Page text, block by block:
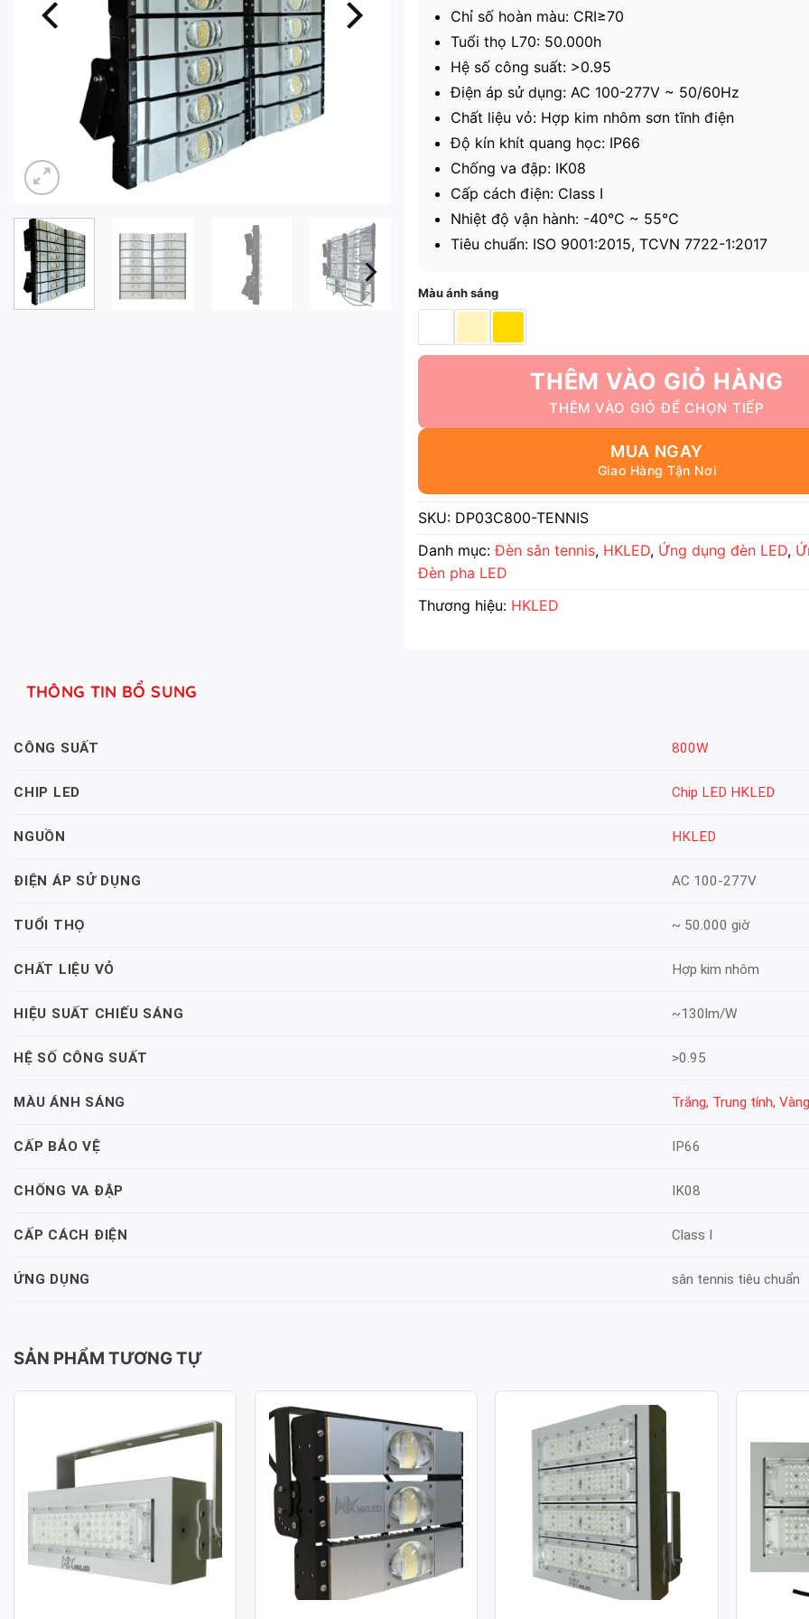
Chỉ số hoàn màu: CRI≥70
Tuổi thọ L70: 50.000h
Hệ số công suất: >0.95
Điện áp sử dụng: AC 100-277V ~ 50/60Hz
Chất liệu vỏ: Hợp kim nhôm sơn tĩnh điện
Độ kín khít quang học: IP66
Chống va đập: IK08
Cấp cách điện: Class I
Nhiệt độ vận hành: -40℃ ~ 55℃
Tiêu chuẩn: ISO 9001:2015, TCVN 7722-1:2017
Màu ánh sáng
THÊM VÀO GIỎ HÀNG
MUA NGAY
SKU: DP03C800-TENNIS
Danh mục:Đèn sân tennis, HKLED, Ứng dụng đèn LED,
Đèn pha LED
Thương hiệu: HKLED
THÔNG TIN BỔ SUNG
CÔNG SUẤT 800W
CHIP LED Chip LED HKLED
NGUỒN HKLED
ĐIỆN ÁP SỬ DỤNG AC 100-277V
TUỔI THỌ ~ 50.000 giờ
CHẤT LIỆU VỎ Hợp kim nhôm
HIỆU SUẤT CHIẾU SÁNG ~130lm/W
HỆ SỐ CÔNG SUẤT >0.95
MÀU ÁNH SÁNG Trắng, Trung tính, Vàng
CẤP BẢO VỆ IP66
CHỐNG VA ĐẬP IK08
CẤP CÁCH ĐIỆN Class I
ỨNG DỤNG sân tennis tiêu chuẩn
SẢN PHẨM TƯƠNG TỰ
P02 – CÔNG SUẤT 50W
Công suất: 50W
Hiệu suất chiếu sáng: 130lm/W
Nhiệt độ màu: 3.000K / 4.000K /
6.000K
Chỉ số hoàn màu: CRI≥70
Tuổi thọ L70: 50.000h
Hệ số công suất: >0.95
ĐÈN PHA LED MODULE COB
P03 – CÔNG SUẤT 150W
Công suất: 150W
Hiệu suất chiếu sáng: 130lm/W
Nhiệt độ màu: 3.000K / 4.000K /
6.000K
Chỉ số hoàn màu: CRI≥70
Tuổi thọ L70: 50.000h
Hệ số công suất: >0.95
Điện áp sử dụng: AC 100-277V ~
ĐÈN PHA LED MODULE SMD
P02 – CÔNG SUẤT 200W
Công suất: 200W
Hiệu suất chiếu sáng: 130lm/W
Nhiệt độ màu: 3.000K / 4.000K /
6.000K
Chỉ số hoàn màu: CRI≥70
Tuổi thọ L70: 50.000h
Hệ số công suất: >0.95
Điện áp sử dụng: AC 100-277V ~
Hiệu
Nhiệt độ
6.000K
Chỉ số
Tuổi thọ
Hệ số
Điện áp